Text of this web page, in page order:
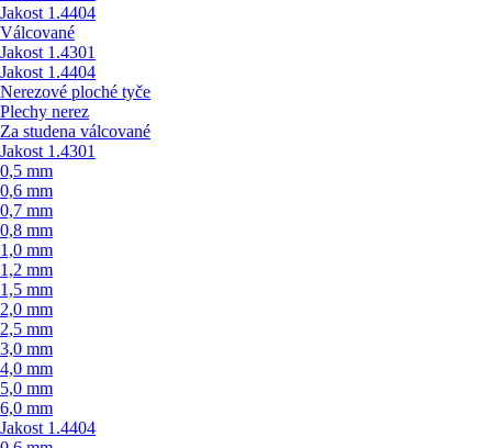
Jakost 1.4404
Válcované
Jakost 1.4301
Jakost 1.4404
Nerezové ploché tyče
Plechy nerez
Za studena válcované
Jakost 1.4301
0,5 mm
0,6 mm
0,7 mm
0,8 mm
1,0 mm
1,2 mm
1,5 mm
2,0 mm
2,5 mm
3,0 mm
4,0 mm
5,0 mm
6,0 mm
Jakost 1.4404